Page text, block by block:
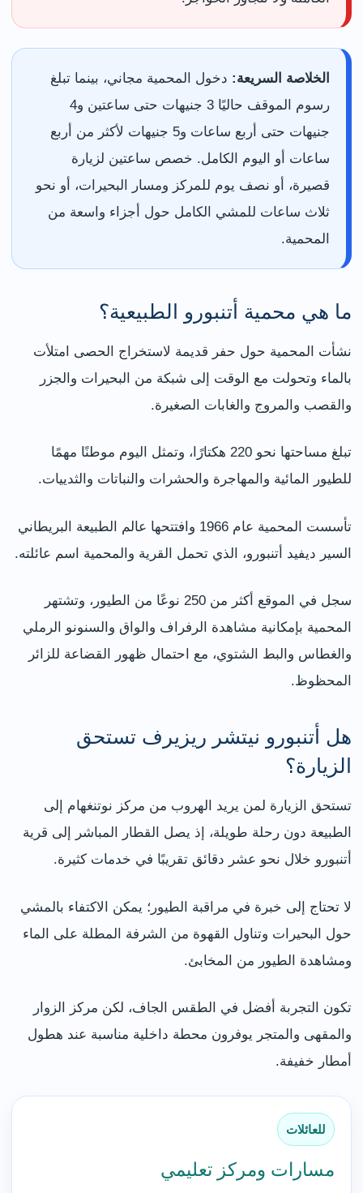
الخلاصة السريعة: دخول المحمية مجاني، بينما تبلغ
رسوم الموقف حاليًا 3 جنيهات حتى ساعتين و4
جنيهات حتى أربع ساعات و5 جنيهات لأكثر من أربع
ساعات أو اليوم الكامل. خصص ساعتين لزيارة
قصيرة، أو نصف يوم للمركز ومسار البحيرات، أو نحو
ثلاث ساعات للمشي الكامل حول أجزاء واسعة من
المحمية.
ما هي محمية أتنبورو الطبيعية؟
نشأت المحمية حول حفر قديمة لاستخراج الحصى امتلأت
بالماء وتحولت مع الوقت إلى شبكة من البحيرات والجزر
والقصب والمروج والغابات الصغيرة.
تبلغ مساحتها نحو 220 هكتارًا، وتمثل اليوم موطنًا مهمًا
للطيور المائية والمهاجرة والحشرات والنباتات والثدييات.
تأسست المحمية عام 1966 وافتتحها عالم الطبيعة البريطاني
السير ديفيد أتنبورو، الذي تحمل القرية والمحمية اسم عائلته.
سجل في الموقع أكثر من 250 نوعًا من الطيور، وتشتهر
المحمية بإمكانية مشاهدة الرفراف والواق والسنونو الرملي
والغطاس والبط الشتوي، مع احتمال ظهور القضاعة للزائر
المحظوظ.
هل أتنبورو نيتشر ريزيرف تستحق
الزيارة؟
تستحق الزيارة لمن يريد الهروب من مركز نوتنغهام إلى
الطبيعة دون رحلة طويلة، إذ يصل القطار المباشر إلى قرية
أتنبورو خلال نحو عشر دقائق تقريبًا في خدمات كثيرة.
لا تحتاج إلى خبرة في مراقبة الطيور؛ يمكن الاكتفاء بالمشي
حول البحيرات وتناول القهوة من الشرفة المطلة على الماء
ومشاهدة الطيور من المخابئ.
تكون التجربة أفضل في الطقس الجاف، لكن مركز الزوار
والمقهى والمتجر يوفرون محطة داخلية مناسبة عند هطول
أمطار خفيفة.
للعائلات
مسارات ومركز تعليمي